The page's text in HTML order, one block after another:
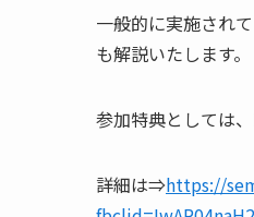
一般的に実施され
も解説いたします。
参加特典としては
詳細は⇒https://